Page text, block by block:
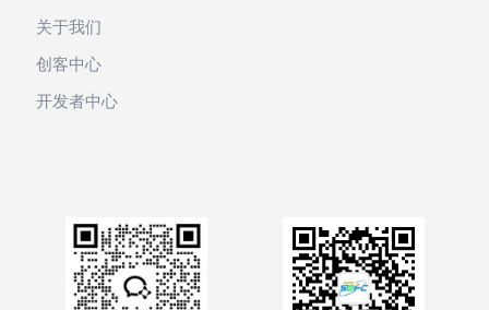
关于我们
创客中心
开发者中心